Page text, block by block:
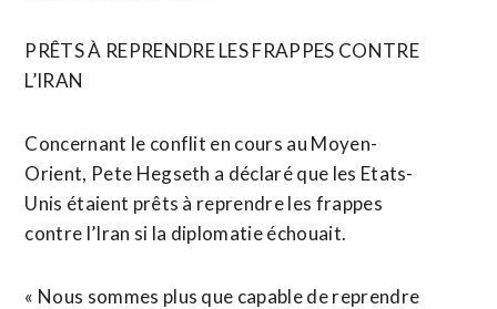
PRÊTS À REPRENDRE LES FRAPPES CONTRE
L’IRAN
Concernant le conflit en cours au Moyen-
Orient, Pete Hegseth a déclaré que les Etats-
Unis étaient prêts à reprendre les frappes
contre l’Iran si la diplomatie échouait.
« Nous sommes plus que capable de reprendre